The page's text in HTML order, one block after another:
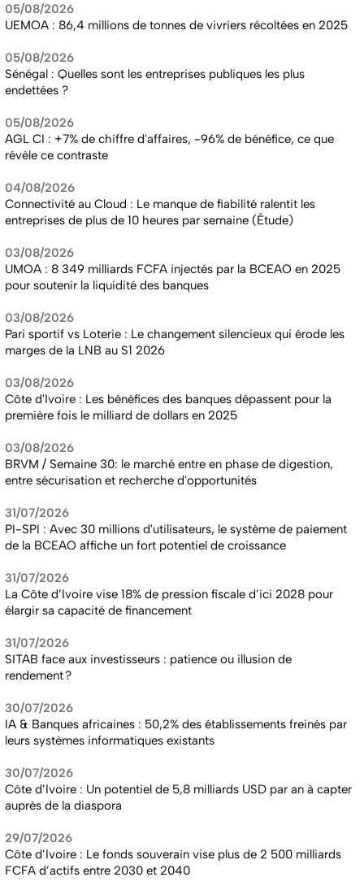
05/08/2026
UEMOA : 86,4 millions de tonnes de vivriers récoltées en 2025
05/08/2026
Sénégal : Quelles sont les entreprises publiques les plus
endettées ?
05/08/2026
AGL CI : +7% de chiffre d'affaires, -96% de bénéfice, ce que
révèle ce contraste
04/08/2026
Connectivité au Cloud : Le manque de fiabilité ralentit les
entreprises de plus de 10 heures par semaine (Étude)
03/08/2026
UMOA : 8 349 milliards FCFA injectés par la BCEAO en 2025
pour soutenir la liquidité des banques
03/08/2026
Pari sportif vs Loterie : Le changement silencieux qui érode les
marges de la LNB au S1 2026
03/08/2026
Côte d'Ivoire : Les bénéfices des banques dépassent pour la
première fois le milliard de dollars en 2025
03/08/2026
BRVM / Semaine 30: le marché entre en phase de digestion,
entre sécurisation et recherche d'opportunités
31/07/2026
PI-SPI : Avec 30 millions d'utilisateurs, le système de paiement
de la BCEAO affiche un fort potentiel de croissance
31/07/2026
La Côte d’Ivoire vise 18% de pression fiscale d’ici 2028 pour
élargir sa capacité de financement
31/07/2026
SITAB face aux investisseurs : patience ou illusion de
rendement ?
30/07/2026
IA & Banques africaines : 50,2% des établissements freinés par
leurs systèmes informatiques existants
30/07/2026
Côte d’Ivoire : Un potentiel de 5,8 milliards USD par an à capter
auprès de la diaspora
29/07/2026
Côte d’Ivoire : Le fonds souverain vise plus de 2 500 milliards
FCFA d’actifs entre 2030 et 2040